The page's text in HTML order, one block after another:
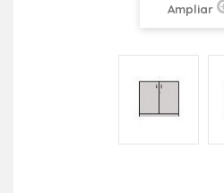
Ampliar